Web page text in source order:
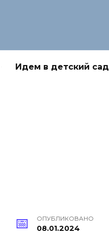
Идем в детский сад
ОПУБЛИКОВАНО
08.01.2024